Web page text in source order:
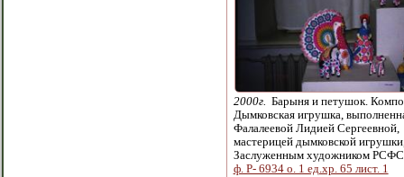
2000г. Барыня и петушок.
Дымковская игрушка,
Фалалеевой Лидией Сергеевной,
мастерицей дымковской
Заслуженным художником
ф. Р- 6934 о. 1 ед.хр. 65 лист. 1